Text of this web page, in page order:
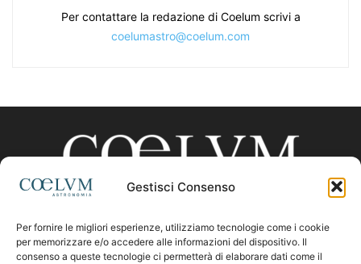
Gestisci Consenso
Per fornire le migliori esperienze, utilizziamo tecnologie come i cookie
per memorizzare e/o accedere alle informazioni del dispositivo. Il
consenso a queste tecnologie ci permetterà di elaborare dati come il
Per contattare la redazione di Coelum scrivi a
coelumastro@coelum.com
CHI SIAMO